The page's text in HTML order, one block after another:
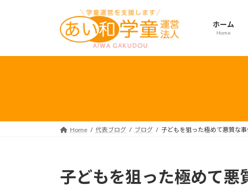
ツ
シ
ホーム
Home
Home 代表ブログ ブログ 子どもを狙った極めて悪質な
子どもを狙った極めて悪